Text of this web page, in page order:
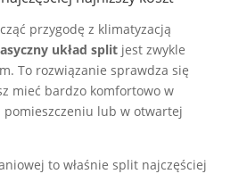
przygodę z klimatyzacją
układ splitjest zwykle
To rozwiązanie sprawdza się
mieć bardzo komfortowo w
pomieszczeniu lub w otwartej
to właśnie split najczęściej